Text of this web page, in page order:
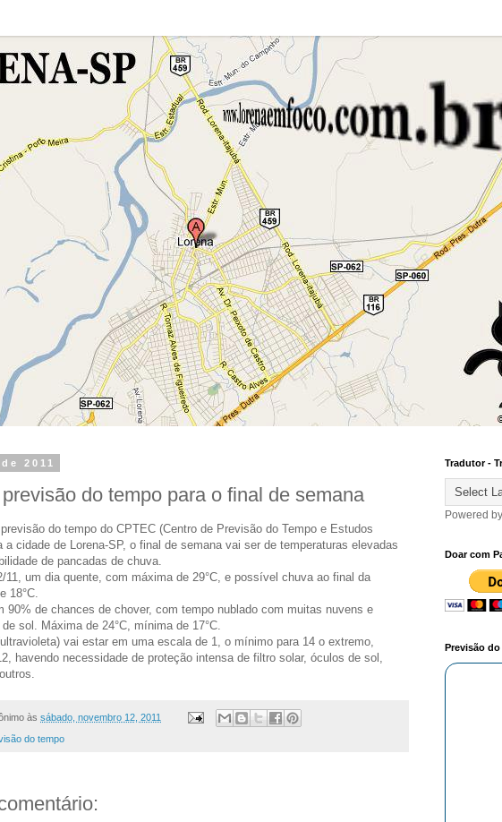
2011
do tempo para o final de semana
do tempo do CPTEC (Centro de Previsão do Tempo e Estudos
a cidade de Lorena-SP, o final de semana vai ser de temperaturas elevadas
de pancadas de chuva.
11, um dia quente, com máxima de 29°C, e possível chuva ao final da
18°C.
90% de chances de chover, com tempo nublado com muitas nuvens e
sol. Máxima de 24°C, mínima de 17°C.
vai estar em uma escala de 1, o mínimo para 14 o extremo,
havendo necessidade de proteção intensa de filtro solar, óculos de sol,
às sábado, novembro 12, 2011
do tempo
Tradutor -
Powered by
Doar com
Previsão do